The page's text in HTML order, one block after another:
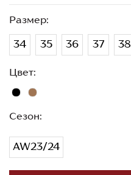
Размер:
34 35 36 37 38
Цвет:
Сезон:
AW23/24